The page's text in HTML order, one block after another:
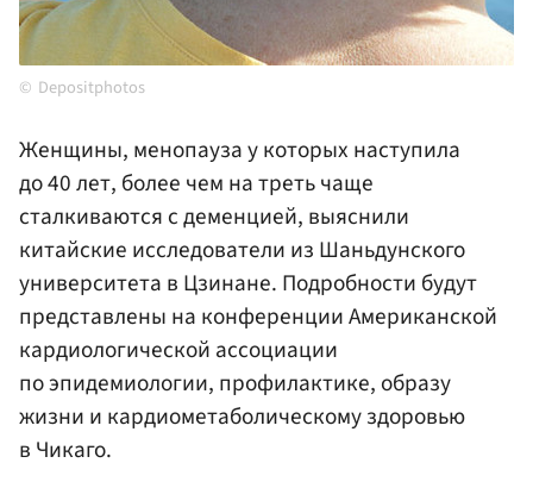
Depositphotos
Женщины, менопауза у которых наступила
до 40 лет, более чем на треть чаще
сталкиваются с деменцией, выяснили
китайские исследователи из Шаньдунского
университета в Цзинане. Подробности будут
представлены на конференции Американской
кардиологической ассоциации
по эпидемиологии, профилактике, образу
жизни и кардиометаболическому здоровью
в Чикаго.